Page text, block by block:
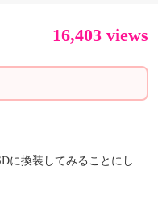
16,403 views
に換装してみることにし